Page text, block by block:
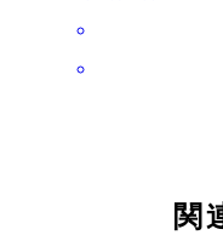
関